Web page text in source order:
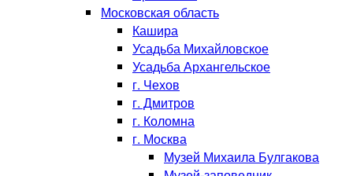
Московская область
Кашира
Усадьба Михайловское
Усадьба Архангельское
г. Чехов
г. Дмитров
г. Коломна
г. Москва
Музей Михаила Булгакова